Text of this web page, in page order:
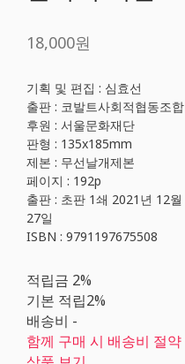
18,000원
기획 및 편집 : 심효선
출판 : 코발트사회적협동조합
후원 : 서울문화재단
판형 : 135x185mm
제본 : 무선날개제본
페이지 : 192p
출판 : 초판 1쇄 2021년 12월
27일
ISBN : 9791197675508
적립금 2%
기본 적립2%
배송비 -
함께 구매 시 배송비 절약